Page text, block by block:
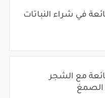
في شراء النباتات
مع الشجر